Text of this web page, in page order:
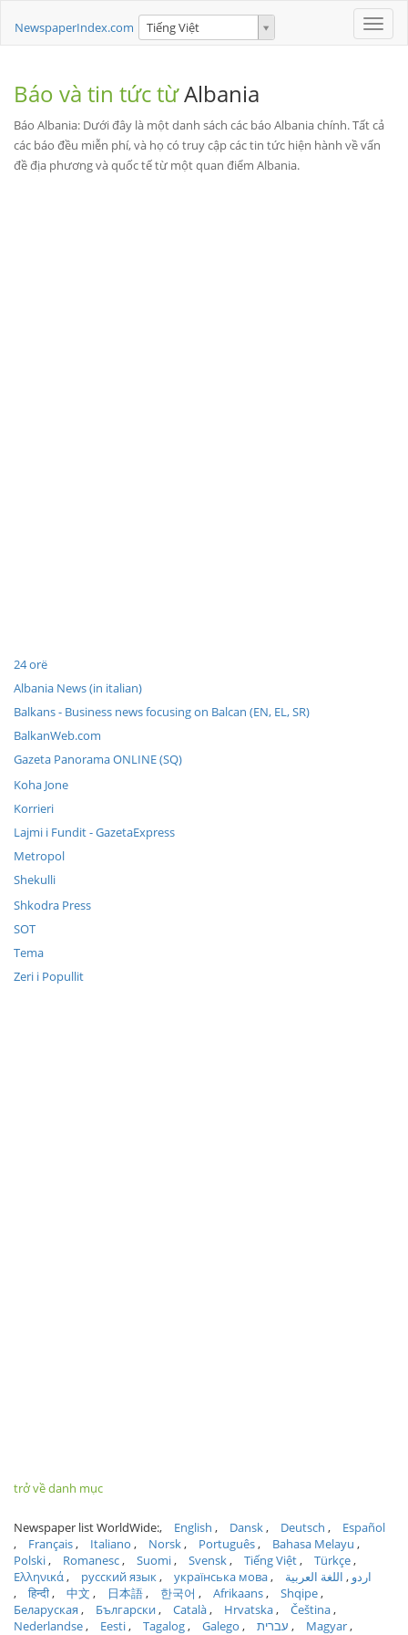
Toggle
NewspaperIndex.com Tiếng Việt
Báo và tin tức từAlbania
Báo Albania: Dưới đây là một danh sách các báo Albania chính. Tất cả
các báo đều miễn phí, và họ có truy cập các tin tức hiện hành về vấn
đề địa phương và quốc tế từ một quan điểm Albania.
24 orë
Albania News (in italian)
Balkans - Business news focusing on Balcan (EN, EL, SR)
BalkanWeb.com
Gazeta Panorama ONLINE (SQ)
Koha Jone
Korrieri
Lajmi i Fundit - GazetaExpress
Metropol
Shekulli
Shkodra Press
SOT
Tema
Zeri i Popullit
trở về danh mục
Newspaper list WorldWide: English Dansk Deutsch
Español
Français
Italiano Norsk Português
Bahasa Melayu
Polski
Romanesc Suomi Svensk Tiếng Việt
Türkçe
Ελληνικά
русский язык українська мова اردو
اللغة العربية
हिन्दी
中文 日本語 한국어 Afrikaans
Shqipe
Беларуская
Български Català Hrvatska
Čeština
Nederlandse
Eesti Tagalog Galego עברית
Magyar